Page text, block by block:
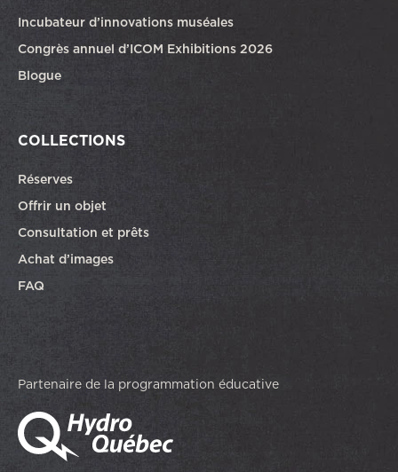
Incubateur d’innovations muséales
Congrès annuel d’ICOM Exhibitions 2026
Blogue
COLLECTIONS
Réserves
Offrir un objet
Consultation et prêts
Achat d’images
FAQ
Partenaire de la programmation éducative